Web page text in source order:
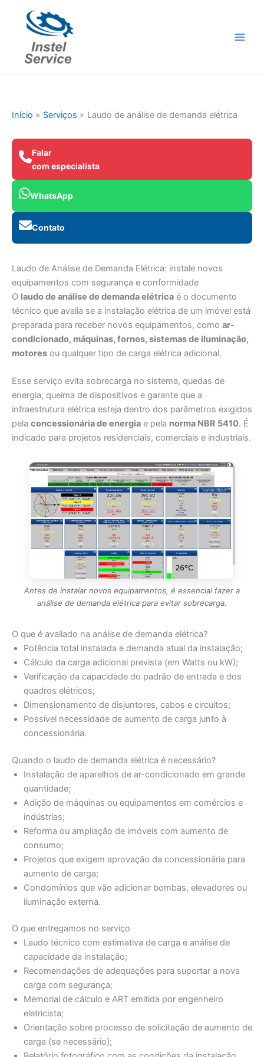
conteúdo
Início Serviços Laudo de análise de demanda elétrica
Falar
com especialista
WhatsApp
Contato
Laudo de Análise de Demanda Elétrica: instale novos
equipamentos com segurança e conformidade
O laudo de análise de demanda elétrica é o documento
técnico que avalia se a instalação elétrica de um imóvel está
preparada para receber novos equipamentos, como ar-
condicionado, máquinas, fornos, sistemas de iluminação,
motores ou qualquer tipo de carga elétrica adicional.
Esse serviço evita sobrecarga no sistema, quedas de
energia, queima de dispositivos e garante que a
infraestrutura elétrica esteja dentro dos parâmetros exigidos
pela concessionária de energia e pela norma NBR 5410. É
indicado para projetos residenciais, comerciais e industriais.
Antes de instalar novos equipamentos, é essencial fazer a
análise de demanda elétrica para evitar sobrecarga.
O que é avaliado na análise de demanda elétrica?
Potência total instalada e demanda atual da instalação;
Cálculo da carga adicional prevista (em Watts ou kW);
Verificação da capacidade do padrão de entrada e dos
quadros elétricos;
Dimensionamento de disjuntores, cabos e circuitos;
Possível necessidade de aumento de carga junto à
concessionária.
Quando o laudo de demanda elétrica é necessário?
Instalação de aparelhos de ar-condicionado em grande
quantidade;
Adição de máquinas ou equipamentos em comércios e
indústrias;
Reforma ou ampliação de imóveis com aumento de
consumo;
Projetos que exigem aprovação da concessionária para
aumento de carga;
Condomínios que vão adicionar bombas, elevadores ou
iluminação externa.
O que entregamos no serviço
Laudo técnico com estimativa de carga e análise de
capacidade da instalação;
Recomendações de adequações para suportar a nova
carga com segurança;
Memorial de cálculo e ART emitida por engenheiro
eletricista;
Orientação sobre processo de solicitação de aumento de
carga (se necessário);